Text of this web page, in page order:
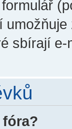
sbírají e-